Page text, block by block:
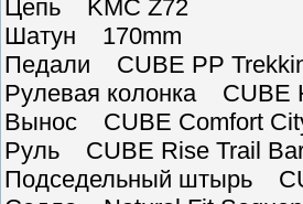
Цепь KMC Z72
Шатун 170mm
Педали CUBE PP
Рулевая колонка CUBE
Вынос CUBE Comfort
Руль CUBE Rise Trail
Подседельный штырь